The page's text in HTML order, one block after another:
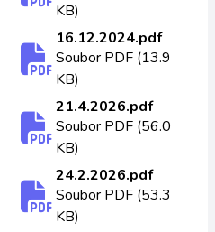
KB)
16.12.2024.pdf
Soubor PDF (13.9
KB)
21.4.2026.pdf
Soubor PDF (56.0
KB)
24.2.2026.pdf
Soubor PDF (53.3
KB)